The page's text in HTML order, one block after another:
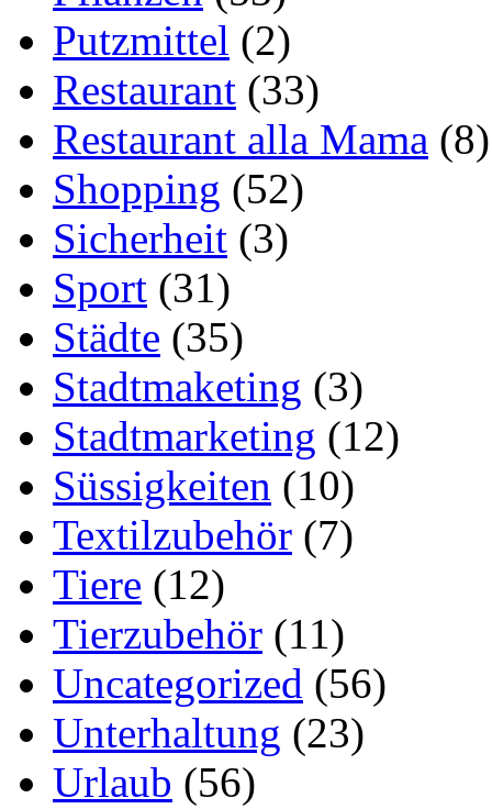
Putzmittel (2)
Restaurant (33)
Restaurant alla Mama (8)
Shopping (52)
Sicherheit (3)
Sport (31)
Städte (35)
Stadtmaketing (3)
Stadtmarketing (12)
Süssigkeiten (10)
Textilzubehör (7)
Tiere (12)
Tierzubehör (11)
Uncategorized (56)
Unterhaltung (23)
Urlaub (56)